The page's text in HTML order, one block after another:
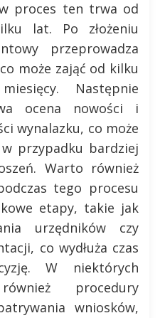
proces ten trwa od
lat. Po złożeniu
przeprowadza
może zająć od kilku
Następnie
ocena nowości i
wynalazku, co może
przypadku bardziej
Warto również
tego procesu
etapy, takie jak
urzędników czy
co wydłuża czas
W niektórych
procedury
wniosków,